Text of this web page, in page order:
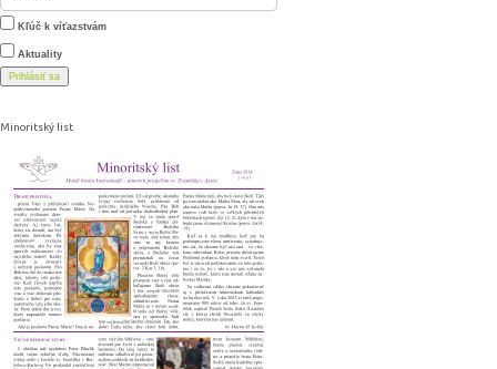
Kľúč k víťazstvám
Aktuality
Prihlásiť sa
Minoritský list